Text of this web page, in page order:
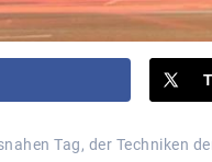
Tag, der Techniken